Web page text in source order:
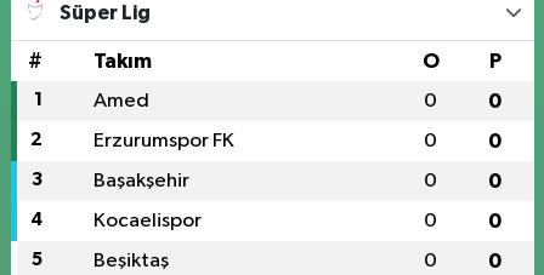
Süper Lig
# Takım O P
1 Amed 0 0
2 Erzurumspor FK 0 0
3 Başakşehir 0 0
4 Kocaelispor 0 0
5 Beşiktaş 0 0